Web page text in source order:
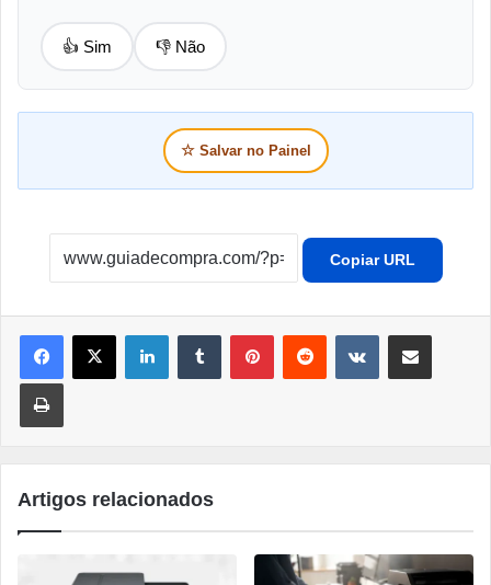
👍 Sim 👎 Não
☆ Salvar no Painel
Copiar URL
LinkedinTumblr PinterestReddit VK Compartilhar por e-mail
Imprimir
Artigos relacionados